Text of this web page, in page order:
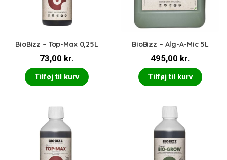
BioBizz – Top-Max 0,25L
73,00 kr.
Tilføj til kurv
BioBizz – Alg-A-Mic 5L
495,00 kr.
Tilføj til kurv